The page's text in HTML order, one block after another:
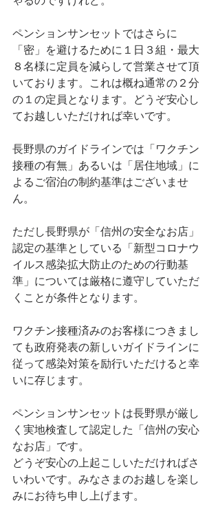
ペンションサンセットではさらに
「密」を避けるために１日３組・最大
８名様に定員を減らして営業させて頂
いております。これは概ね通常の２分
の１の定員となります。どうぞ安心し
てお越しいただければ幸いです。
長野県のガイドラインでは「ワクチン
接種の有無」あるいは「居住地域」に
よるご宿泊の制約基準はございませ
ん。
ただし長野県が「信州の安全なお店」
認定の基準としている「新型コロナウ
イルス感染拡大防止のための行動基
準」については厳格に遵守していただ
くことが条件となります。
ワクチン接種済みのお客様につきまし
ても政府発表の新しいガイドラインに
従って感染対策を励行いただけると幸
いに存じます。
ペンションサンセットは長野県が厳し
く実地検査して認定した「信州の安心
なお店」です。
どうぞ安心の上起こしいただければさ
いわいです。みなさまのお越しを楽し
みにお待ち申し上げます。